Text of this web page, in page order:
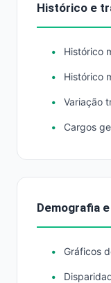
Histórico e
Histórico
Histórico
Variação
Cargos
Demografia
Gráficos